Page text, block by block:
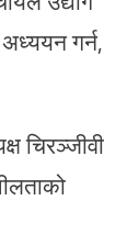
गर्न,
चिरञ्जीवी